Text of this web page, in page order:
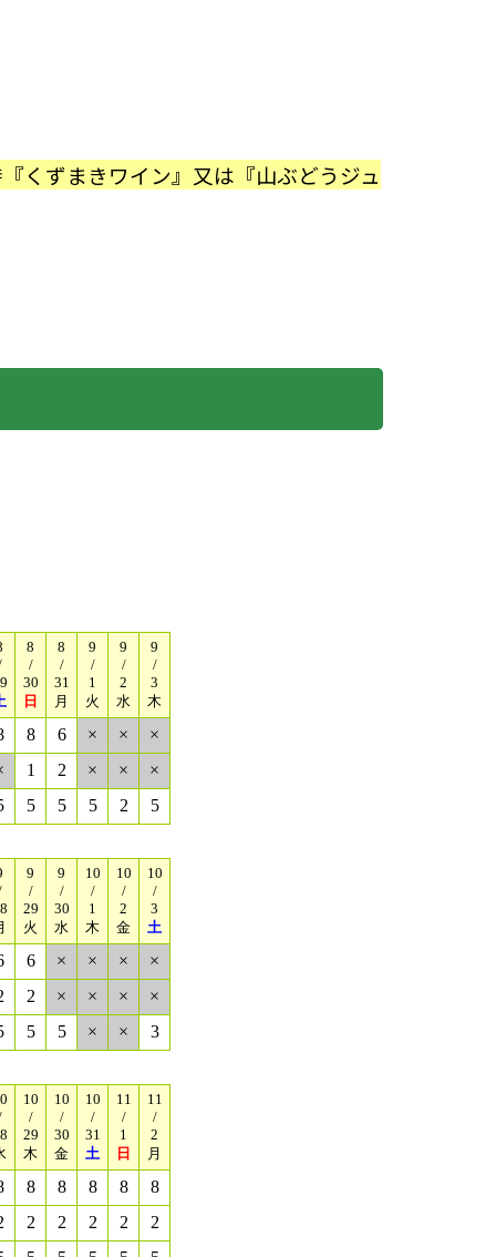
くずまきワイン』又は『山ぶどうジュ